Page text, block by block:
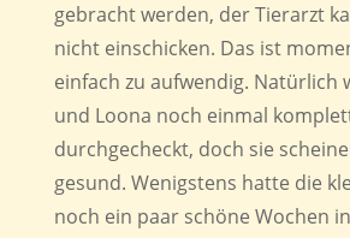
gebracht werden, der Tierarzt
nicht einschicken. Das ist
einfach zu aufwendig. Natürlich
und Loona noch einmal
durchgecheckt, doch sie
gesund. Wenigstens hatte die
noch ein paar schöne Wochen